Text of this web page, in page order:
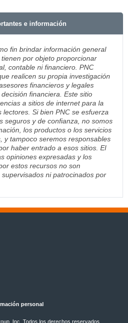
e información
fin brindar información general
por objeto proporcionar
contable ni financiero. PNC
realicen su propia investigación
financieros y legales
financiera. Este sitio
a sitios de internet para la
Si bien PNC se esfuerza
seguros y de confianza, no somos
los productos o los servicios
y tampoco seremos responsables
haber entrado a esos sitios. El
opiniones expresadas y los
estos recursos no son
ni patrocinados por
personal
Inc. Todos los derechos reservados.